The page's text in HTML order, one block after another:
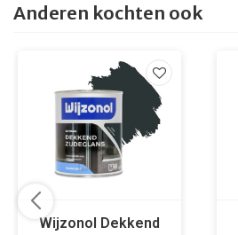
Anderen kochten ook
Wijzonol Dekkend